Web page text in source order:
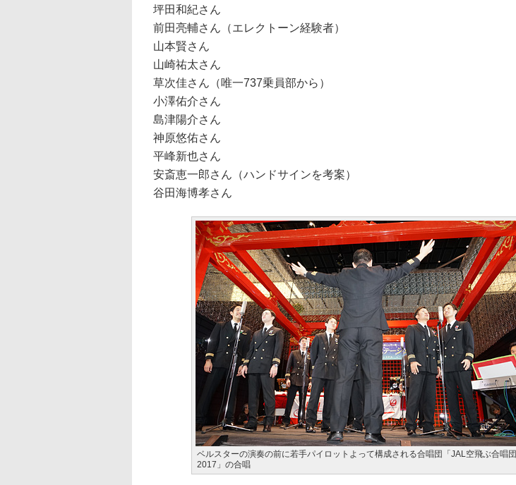
坪田和紀さん
前田亮輔さん（エレクトーン経験者）
山本賢さん
山崎祐太さん
草次佳さん（唯一737乗員部から）
小澤佑介さん
島津陽介さん
神原悠佑さん
平峰新也さん
安斎恵一郎さん（ハンドサインを考案）
谷田海博孝さん
ベルスターの演奏の前に若手パイロットよって構成される合唱団「JAL空飛ぶ合唱団
2017」の合唱